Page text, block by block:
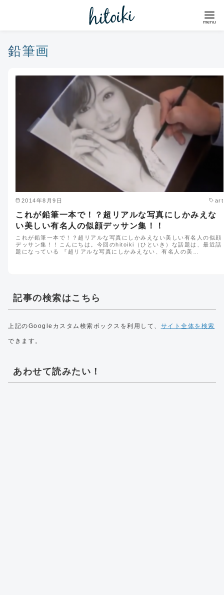
鉛筆画
2014年8月9日 art
これが鉛筆一本で！？超リアルな写真にしかみえな
い美しい有名人の似顔デッサン集！！
これが鉛筆一本で！？超リアルな写真にしかみえない美しい有名人の似顔
デッサン集！！こんにちは。今回のhitoiki（ひといき）な話題は、最近話
題になっている 『超リアルな写真にしかみえない、有名人の美…
記事の検索はこちら
上記のGoogleカスタム検索ボックスを利用して、 サイト全体を検索
できます。
あわせて読みたい！